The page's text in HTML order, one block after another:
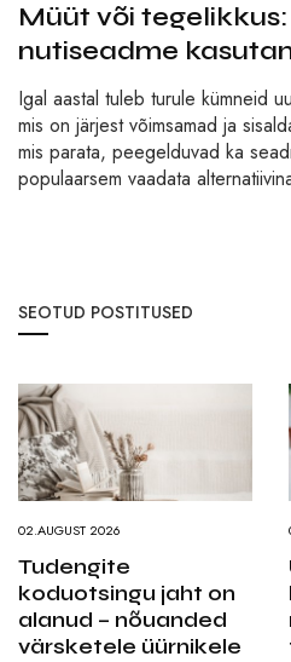
Müüt või
nutiseadme
Igal aastal tuleb turule kümneid
mis on järjest võimsamad ja
mis parata, peegelduvad ka
populaarsem vaadata
SEOTUD POSTITUSED
02.AUGUST 2026
Tudengite
koduotsingu jaht on
alanud – nõuanded
värsketele üürnikele